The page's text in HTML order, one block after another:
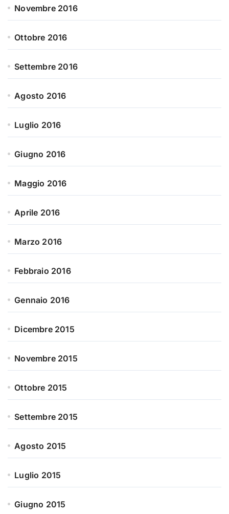
Novembre 2016
Ottobre 2016
Settembre 2016
Agosto 2016
Luglio 2016
Giugno 2016
Maggio 2016
Aprile 2016
Marzo 2016
Febbraio 2016
Gennaio 2016
Dicembre 2015
Novembre 2015
Ottobre 2015
Settembre 2015
Agosto 2015
Luglio 2015
Giugno 2015